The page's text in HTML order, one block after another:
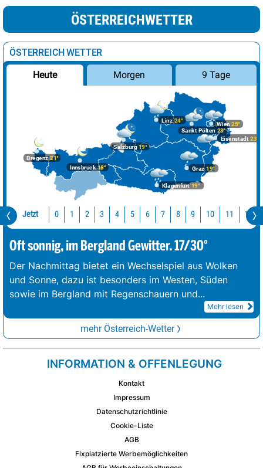
ÖSTERREICHWETTER
ÖSTERREICH WETTER
Heute Morgen 9 Tage
Bregenz21°
Graz19°
Innsbruck18°
Klagenfurt 19°
Linz24°
Salzburg19°
Wien 25°
Eisenstadt 23°
Sankt Pölten 23°
Jetzt 0 1 2 3 4 5 6 7 8 9 10 11 12
Oft sonnig, im Bergland Gewitter. 17/30°
Der Nachmittag bietet ein Wechselspiel aus Wolken
und Sonne, dazu ist besonders im Westen, Süden
sowie im Bergland mit Regenschauern und...
Mehr lesen
mehr Österreich-Wetter
INFORMATION & OFFENLEGUNG
Kontakt
Impressum
Datenschutzrichtlinie
Cookie-Liste
AGB
Fixplatzierte Werbemöglichkeiten